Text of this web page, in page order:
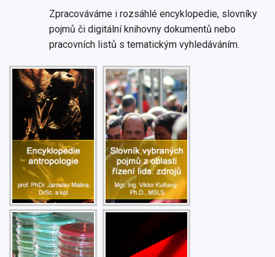
Zpracováváme i rozsáhlé encyklopedie, slovníky
pojmů či digitální knihovny dokumentů nebo
pracovních listů s tematickým vyhledáváním.